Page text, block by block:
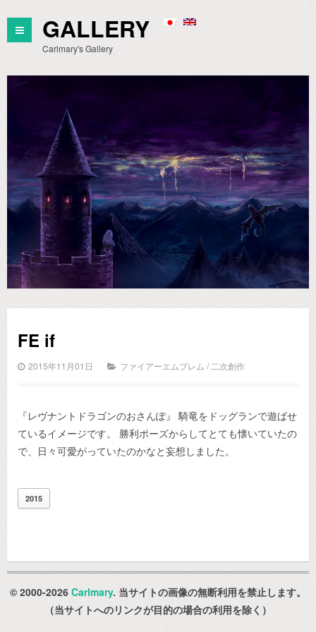
GALLERY
Carlmary's Gallery
FE if
2015年11月01日 ファイアーエムブレム /二次創作
『レヴナントドラゴンのおさんぽ』 騎竜をドッグランで遊ばせ
ているイメージです。 勝利ポーズからしてとても懐いていたの
で、日々可愛がっていたのかなと妄想しました。
2015
© 2000-2026 Carlmary. 当サイトの画像の無断利用を禁止します。
（当サイトへのリンクが目的の場合の利用を除く）